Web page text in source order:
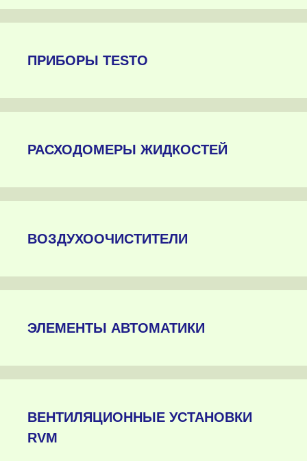
ПРИБОРЫ TESTO
РАСХОДОМЕРЫ ЖИДКОСТЕЙ
ВОЗДУХООЧИСТИТЕЛИ
ЭЛЕМЕНТЫ АВТОМАТИКИ
ВЕНТИЛЯЦИОННЫЕ УСТАНОВКИ
RVM